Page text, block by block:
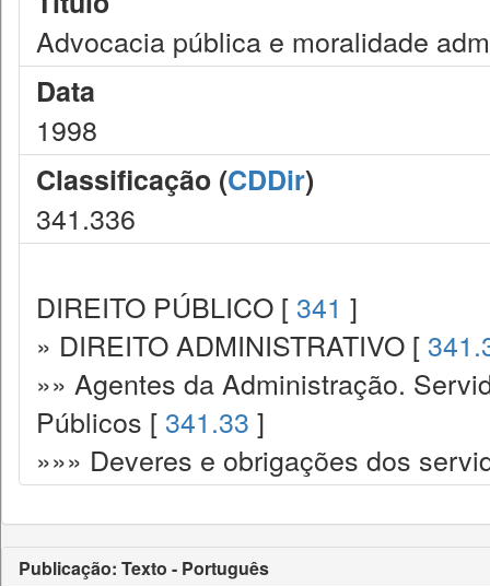
Advocacia pública e moralidade
Data
1998
Classificação (CDDir)
341.336
DIREITO PÚBLICO [ 341 ]
» DIREITO ADMINISTRATIVO [
»» Agentes da Administração.
Públicos [ 341.33 ]
»»» Deveres e obrigações dos
Publicação: Texto - Português